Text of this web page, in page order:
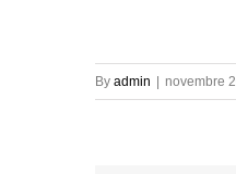
By admin novembre